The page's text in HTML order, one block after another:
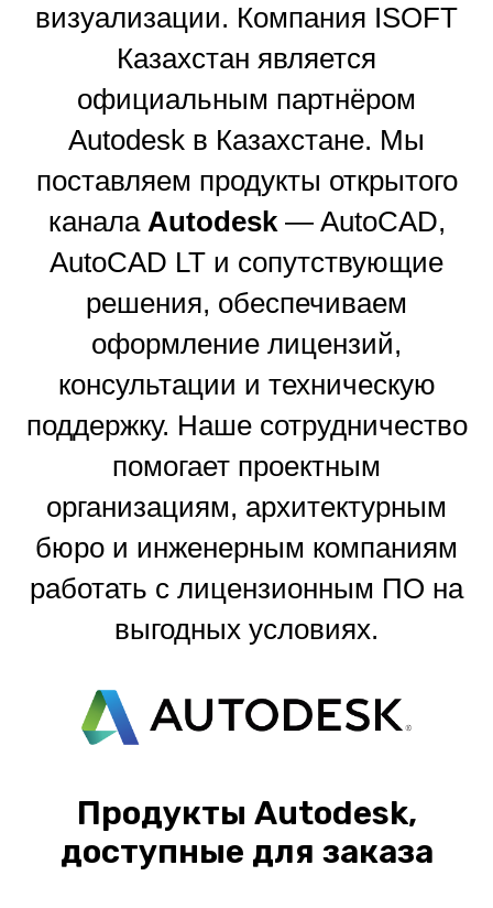
визуализации. Компания ISOFT
Казахстан является
официальным партнёром
Autodesk в Казахстане. Мы
поставляем продукты открытого
канала Autodesk— AutoCAD,
AutoCAD LT и сопутствующие
решения, обеспечиваем
оформление лицензий,
консультации и техническую
поддержку. Наше сотрудничество
помогает проектным
организациям, архитектурным
бюро и инженерным компаниям
работать с лицензионным ПО на
выгодных условиях.
Продукты Autodesk,
доступные для заказа